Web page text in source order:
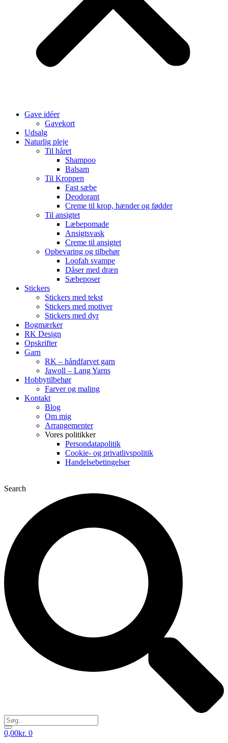
Gave idéer
Gavekort
Udsalg
Naturlig pleje
Til håret
Shampoo
Balsam
Til Kroppen
Fast sæbe
Deodorant
Creme til krop, hænder og fødder
Til ansigtet
Læbepomade
Ansigtsvask
Creme til ansigtet
Opbevaring og tilbehør
Loofah svampe
Dåser med dræn
Sæbeposer
Stickers
Stickers med tekst
Stickers med motiver
Stickers med dyr
Bogmærker
RK Design
Opskrifter
Garn
RK – håndfarvet garn
Jawoll – Lang Yarns
Hobbytilbehør
Farver og maling
Kontakt
Blog
Om mig
Arrangementer
Vores politikker
Persondatapolitik
Cookie- og privatlivspolitik
Handelsebetingelser
Search
0,00kr. 0